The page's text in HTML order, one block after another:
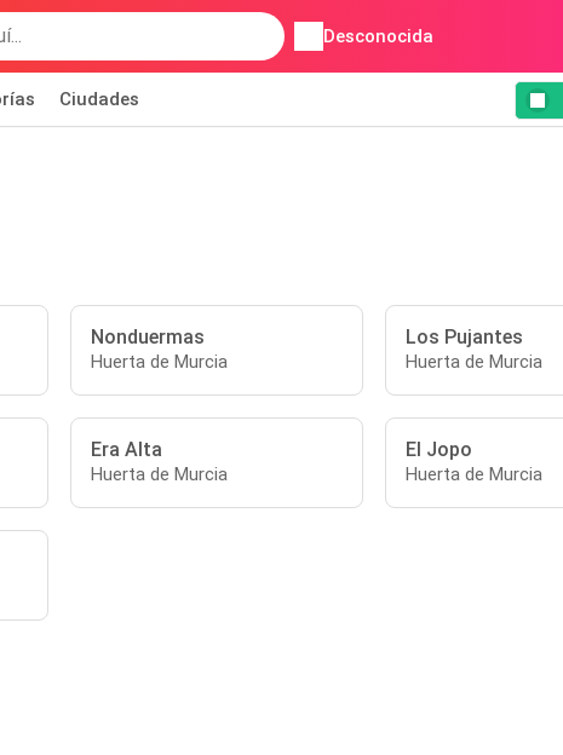
Desconocida
Ciudades
Nonduermas
Huerta de Murcia
Los Pujantes
Huerta de Murcia
Era Alta
Huerta de Murcia
El Jopo
Huerta de Murcia